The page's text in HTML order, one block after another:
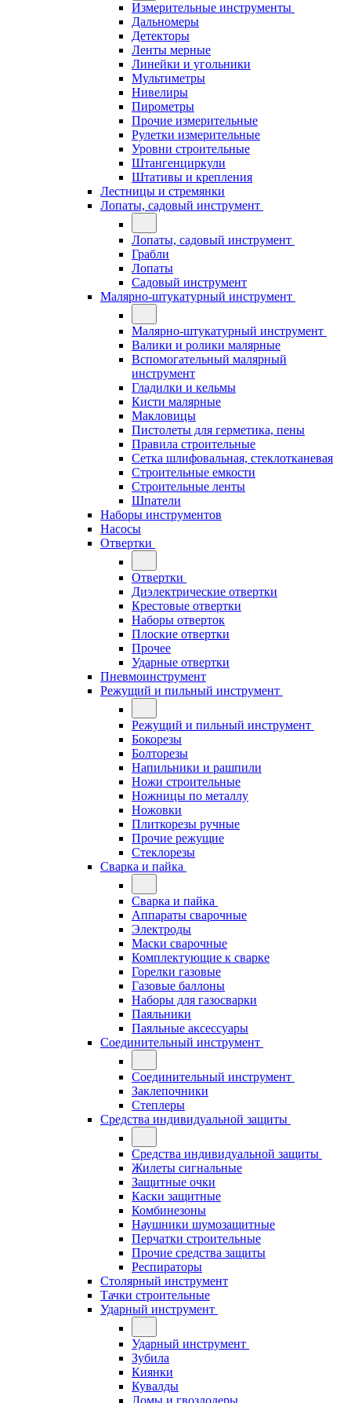
Измерительные инструменты
Дальномеры
Детекторы
Ленты мерные
Линейки и угольники
Мультиметры
Нивелиры
Пирометры
Прочие измерительные
Рулетки измерительные
Уровни строительные
Штангенциркули
Штативы и крепления
Лестницы и стремянки
Лопаты, садовый инструмент
Лопаты, садовый инструмент
Грабли
Лопаты
Садовый инструмент
Малярно-штукатурный инструмент
Малярно-штукатурный инструмент
Валики и ролики малярные
Вспомогательный малярный
инструмент
Гладилки и кельмы
Кисти малярные
Макловицы
Пистолеты для герметика, пены
Правила строительные
Сетка шлифовальная, стеклотканевая
Строительные емкости
Строительные ленты
Шпатели
Наборы инструментов
Насосы
Отвертки
Отвертки
Диэлектрические отвертки
Крестовые отвертки
Наборы отверток
Плоские отвертки
Прочее
Ударные отвертки
Пневмоинструмент
Режущий и пильный инструмент
Режущий и пильный инструмент
Бокорезы
Болторезы
Напильники и рашпили
Ножи строительные
Ножницы по металлу
Ножовки
Плиткорезы ручные
Прочие режущие
Стеклорезы
Сварка и пайка
Сварка и пайка
Аппараты сварочные
Электроды
Маски сварочные
Комплектующие к сварке
Горелки газовые
Газовые баллоны
Наборы для газосварки
Паяльники
Паяльные аксессуары
Соединительный инструмент
Соединительный инструмент
Заклепочники
Степлеры
Средства индивидуальной защиты
Средства индивидуальной защиты
Жилеты сигнальные
Защитные очки
Каски защитные
Комбинезоны
Наушники шумозащитные
Перчатки строительные
Прочие средства защиты
Респираторы
Столярный инструмент
Тачки строительные
Ударный инструмент
Ударный инструмент
Зубила
Киянки
Кувалды
Ломы и гвоздодеры